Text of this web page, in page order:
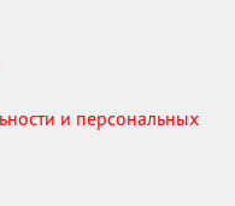
и персональных